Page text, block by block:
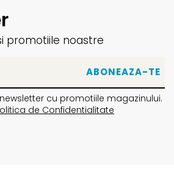
promotiile noastre
cu promotiile magazinului.
de Confidentialitate